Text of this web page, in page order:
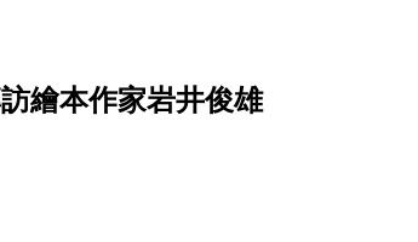
繪本作家岩井俊雄